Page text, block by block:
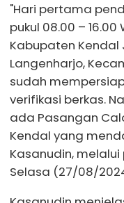
"Hari pertama
pukul 08.00 – 16.00
Kabupaten Kendal
Langenharjo,
sudah
verifikasi berkas.
ada Pasangan
Kendal yang
Kasanudin,
Selasa (27/08/